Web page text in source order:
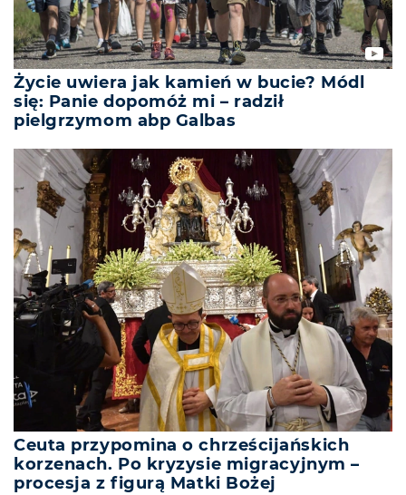
Życie uwiera jak kamień w bucie? Módl
się: Panie dopomóż mi – radził
pielgrzymom abp Galbas
Ceuta przypomina o chrześcijańskich
korzenach. Po kryzysie migracyjnym –
procesja z figurą Matki Bożej